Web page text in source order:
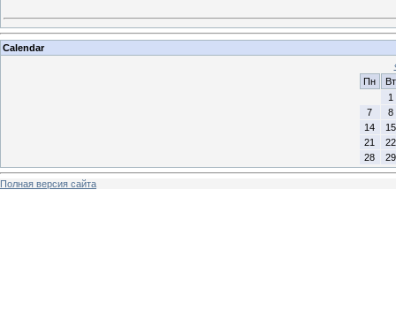
Calendar
Пн
Вт
1
7
8
14
15
21
22
28
29
Полная версия сайта